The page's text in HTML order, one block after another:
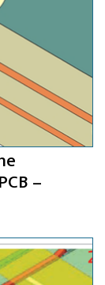
–